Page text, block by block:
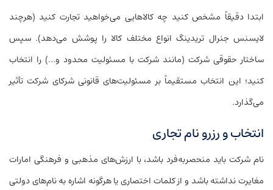
ابتدا دقیقاً مشخص کنید چه کالاهایی می‌خواهید تجارت کنید (هرچند
لایسنس جنرال تریدینگ انواع مختلف کالا را پوشش می‌دهد). سپس
ساختار حقوقی شرکت (مانند شرکت با مسئولیت محدود و…) را انتخاب
کنید؛ این انتخاب مستقیماً بر مسئولیت‌های قانونی شرکای شرکت تأثیر
می‌گذارد.
انتخاب و رزرو نام تجاری
نام شرکت باید منحصربه‌فرد باشد، با ارزش‌های مذهبی و فرهنگی امارات
مغایرت نداشته باشد و از کلمات اختصاری یا هرگونه اشاره به نام‌های دولتی